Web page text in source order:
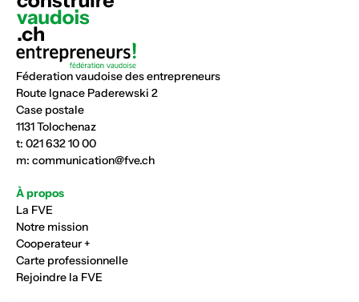
Féderation vaudoise des entrepreneurs
Route Ignace Paderewski 2
Case postale
1131 Tolochenaz
t: 021 632 10 00
m: communication@fve.ch
À propos
La FVE
Notre mission
Cooperateur +
Carte professionnelle
Rejoindre la FVE